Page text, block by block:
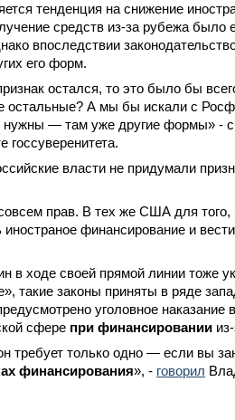
тенденция на снижение
средств из-за рубежа было
впоследствии
его форм.
остался, то это было бы
остальные? А мы бы искали с
нужны — там уже другие формы» -
власти не придумали
прав. В тех же США для того,
финансирование и
в ходе своей прямой линии тоже
такие законы приняты в ряде
уголовное наказание
сфере при финансировании
требует только одно — если вы
финансирования», - говорил